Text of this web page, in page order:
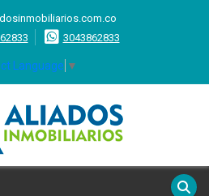
3043862833
Language ▼